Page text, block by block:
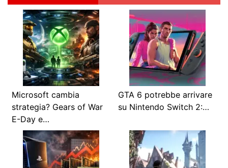
Microsoft cambia
strategia? Gears of War
E-Day e…
GTA 6 potrebbe arrivare
su Nintendo Switch 2:…